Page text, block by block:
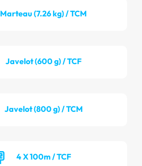
Marteau (7.26 kg) / TCM
Javelot (600 g) / TCF
Javelot (800 g) / TCM
4 X 100m / TCF